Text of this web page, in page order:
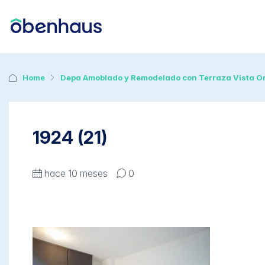
Home Depa Amoblado y Remodelado con Terraza Vista
1924 (21)
hace 10 meses 0